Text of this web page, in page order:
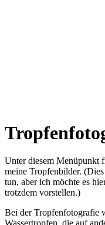
Unter diesem Menüpunkt
meine Tropfenbilder.
tun, aber ich möchte es
trotzdem vorstellen.)
Bei der Tropfenfotografie
Wassertropfen, die auf